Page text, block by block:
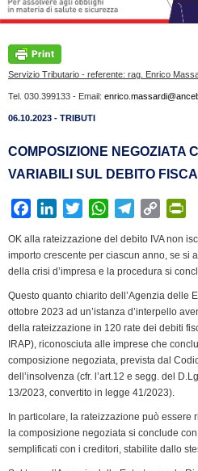
Servizio Tributario - referente: rag. Enrico
Tel. 030.399133 - Email:
06.10.2023 - TRIBUTI
COMPOSIZIONE NEGOZIATA
VARIABILI SUL DEBITO
c
e
o
k
n
k
d
I
n
i
t
r
W
a
t
p
p
l
e
r
a
m
C
p
y
n
k
i
n
r
i
e
n
l
y
OK alla rateizzazione del debito IVA non
importo crescente per ciascun anno, se si
della crisi d’impresa e la procedura si
Questo quanto chiarito dell’Agenzia delle
ottobre 2023 ad un’istanza d’interpello
della rateizzazione in 120 rate dei debiti
IRAP), riconosciuta alle imprese che
composizione negoziata, prevista dal
dell’insolvenza (cfr. l’art.12 e segg. del
13/2023, convertito in legge 41/2023).
In particolare, la rateizzazione può essere
la composizione negoziata si conclude
semplificati con i creditori, stabilite dallo